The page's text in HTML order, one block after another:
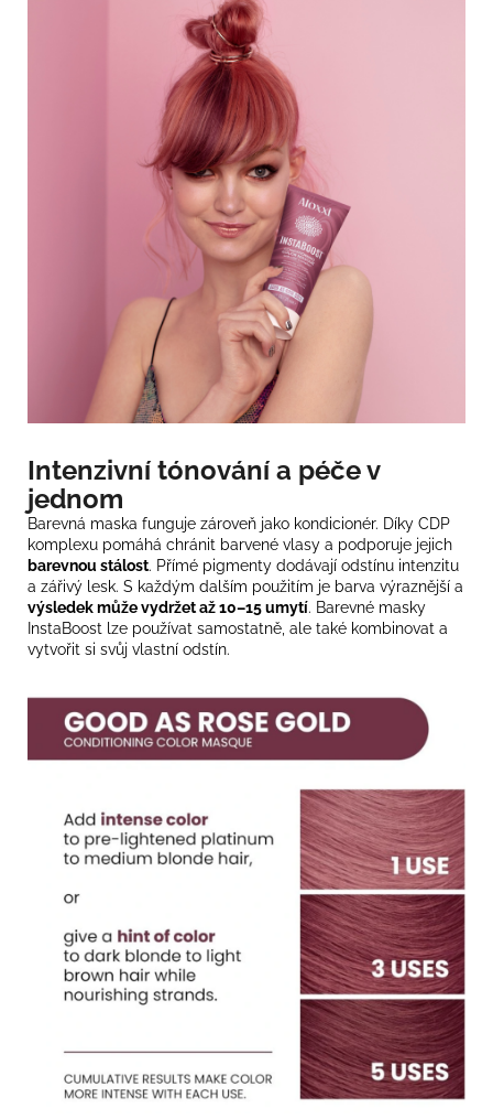
Intenzivní tónování a péče v
jednom
Barevná maska funguje zároveň jako kondicionér. Díky CDP
komplexu pomáhá chránit barvené vlasy a podporuje jejich
barevnou stálost. Přímé pigmenty dodávají odstínu intenzitu
a zářivý lesk. S každým dalším použitím je barva výraznější a
výsledek může vydržet až 10–15 umytí. Barevné masky
InstaBoost lze používat samostatně, ale také kombinovat a
vytvořit si svůj vlastní odstín.